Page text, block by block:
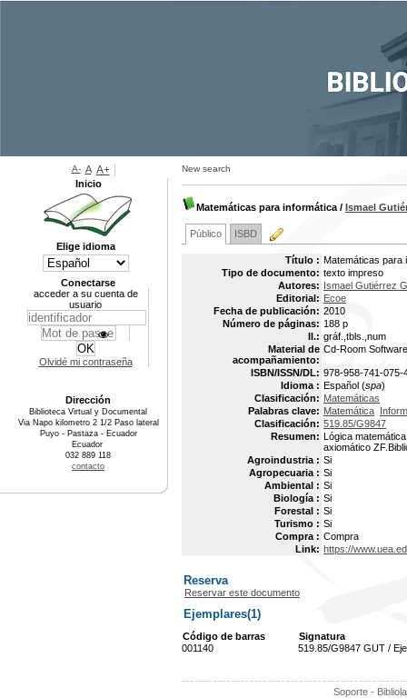
New search
Matemáticas para informática / Ismael
Público ISBD
Título : Matemáticas para
Tipo de documento: texto impreso
Autores: Ismael Gutiérrez
Editorial: Ecoe
Fecha de publicación: 2010
Número de páginas: 188 p
Il.: gráf.,tbls.,num
Material de
acompañamiento:
Cd-Room
ISBN/ISSN/DL: 978-958-741-075-
Idioma : Español (spa)
Clasificación: Matemáticas
Palabras clave: Matemática
Clasificación: 519.85/G9847
Resumen: Lógica
axiomático
Agroindustria : Si
Agropecuaria : Si
Ambiental : Si
Biología : Si
Forestal : Si
Turismo : Si
Compra : Compra
Link: https://
Reserva
Reservar este documento
Ejemplares(1)
Código de barras
Signatura
001140
519.85/G9847 GUT /
Soporte -
A- A A+
Inicio
Elige idioma
Conectarse
acceder a su cuenta de
usuario
Olvidé mi contraseña
Dirección
Biblioteca Virtual y Documental
Via Napo kilometro 2 1/2 Paso lateral
Puyo - Pastaza - Ecuador
Ecuador
032 889 118
contacto